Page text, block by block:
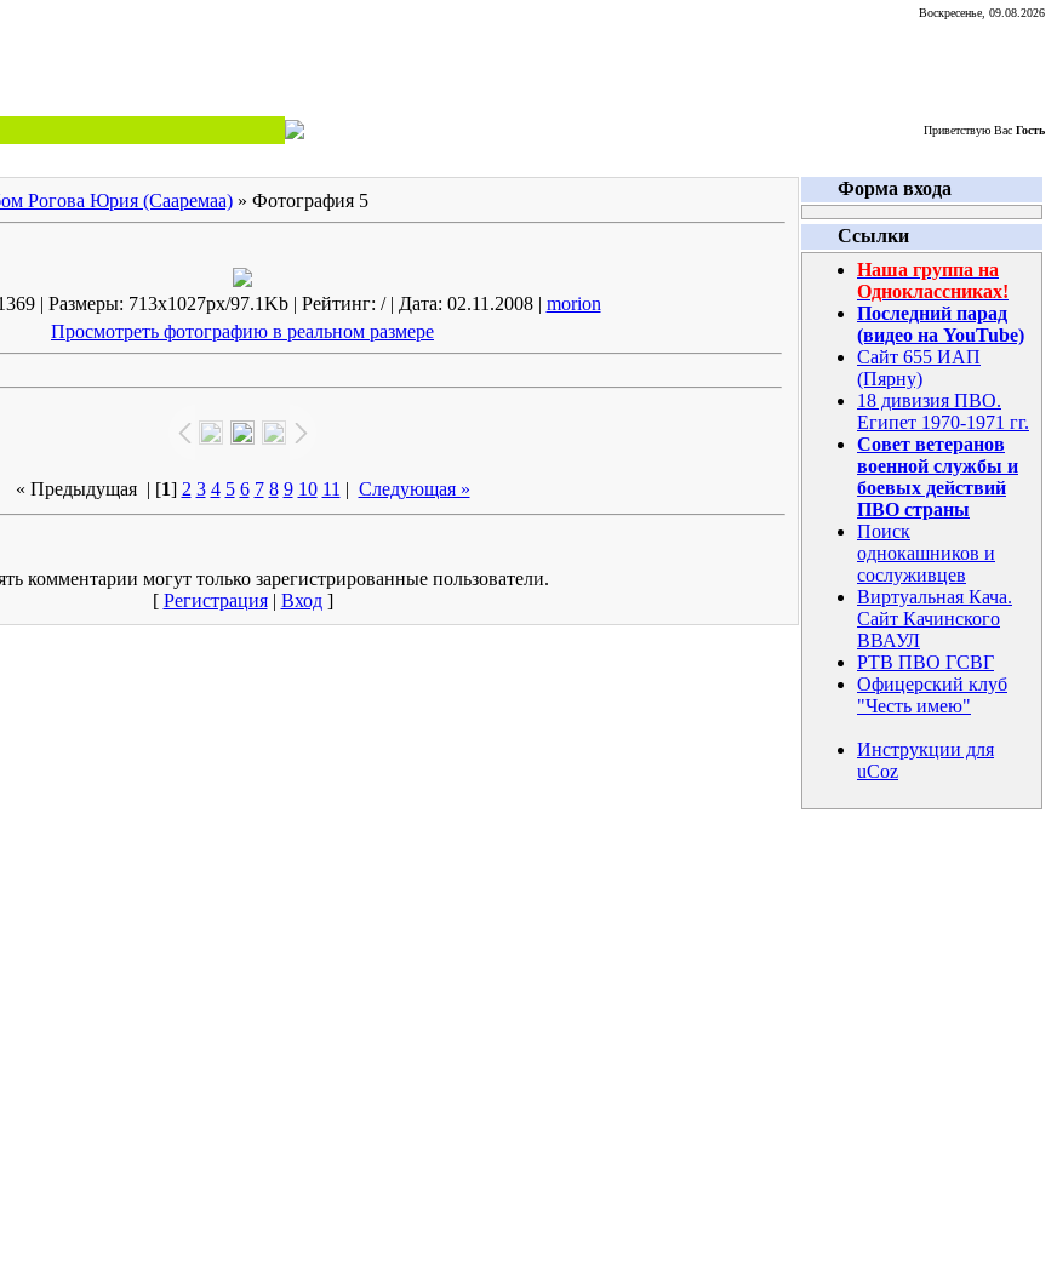
Воскресенье, 09.08.2026
Приветствую Вас Гость
Рогова Юрия (Сааремаа) » Фотография 5
| Размеры: 713x1027px/97.1Kb | Рейтинг: / | Дата: 02.11.2008 | morion
Просмотреть фотографию в реальном размере
« Предыдущая| [1] 2 3 4 5 6 7 8 9 10 11 | Следующая »
комментарии могут только зарегистрированные пользователи.
[ Регистрация| Вход]
Форма входа
Ссылки
Наша группа на
Одноклассниках!
Последний парад
(видео на YouTube)
Сайт 655 ИАП
(Пярну)
18 дивизия ПВО.
Египет 1970-1971 гг.
Совет ветеранов
военной службы и
боевых действий
ПВО страны
Поиск
однокашников и
сослуживцев
Виртуальная Кача.
Сайт Качинского
ВВАУЛ
РТВ ПВО ГСВГ
Офицерский клуб
"Честь имею"
Инструкции для
uCoz